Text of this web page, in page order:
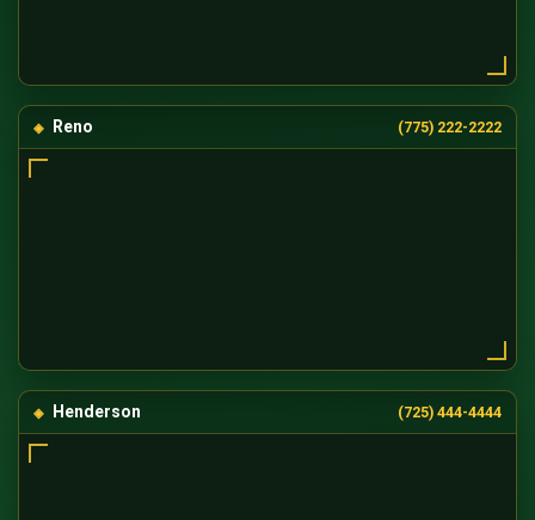
Reno (775) 222-2222
Henderson (725) 444-4444